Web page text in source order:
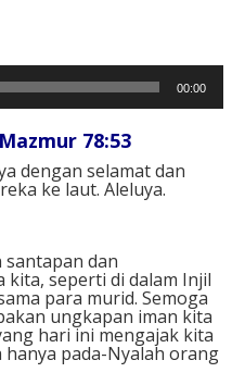
00:00
78:53⁣
dengan selamat dan
ke laut. Aleluya.⁣⁣
santapan dan
kita, seperti di dalam Injil
para murid. Semoga
ungkapan iman kita
hari ini mengajak kita
pada-Nyalah orang